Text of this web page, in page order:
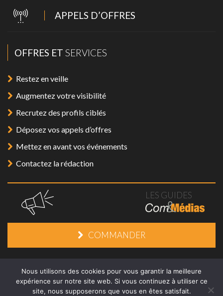
APPELS D’OFFRES
OFFRES ET SERVICES
Restez en veille
Augmentez votre visibilité
Recrutez des profils ciblés
Déposez vos appels d’offres
Mettez en avant vos événements
Contactez la rédaction
LES GUIDES
COMMANDER
Mentions légales /Plan du site/Contact
Nous utilisons des cookies pour vous garantir la meilleure
expérience sur notre site web. Si vous continuez à utiliser ce
site, nous supposerons que vous en êtes satisfait.